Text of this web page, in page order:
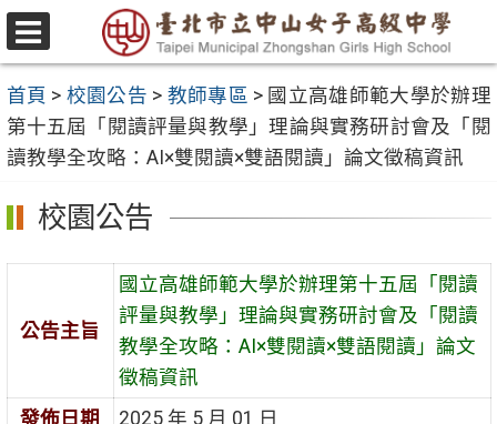
跳
至
要
內
容
區
選
單
首頁 > 校園公告 > 教師專區 > 國立高雄師範大學於辦理
第十五屆「閱讀評量與教學」理論與實務研討會及「閱
讀教學全攻略：AI×雙閱讀×雙語閱讀」論文徵稿資訊
校園公告
公告主旨
國立高雄師範大學於辦理第十五屆「閱讀
評量與教學」理論與實務研討會及「閱讀
教學全攻略：AI×雙閱讀×雙語閱讀」論文
徵稿資訊
發佈日期
2025 年 5 月 01 日